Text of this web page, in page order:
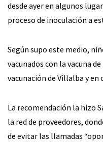
desde ayer en algunos
proceso de inoculación a
Según supo este medio,
vacunados con la vacuna
vacunación de Villalba y en
La recomendación la hizo
la red de proveedores,
de evitar las llamadas